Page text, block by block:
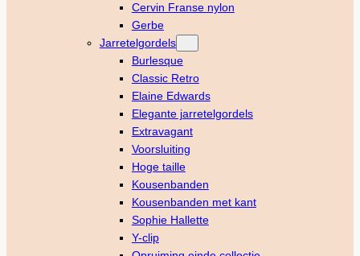
Cervin Franse nylon
Gerbe
Jarretelgordels
Burlesque
Classic Retro
Elaine Edwards
Elegante jarretelgordels
Extravagant
Voorsluiting
Hoge taille
Kousenbanden
Kousenbanden met kant
Sophie Hallette
Y-clip